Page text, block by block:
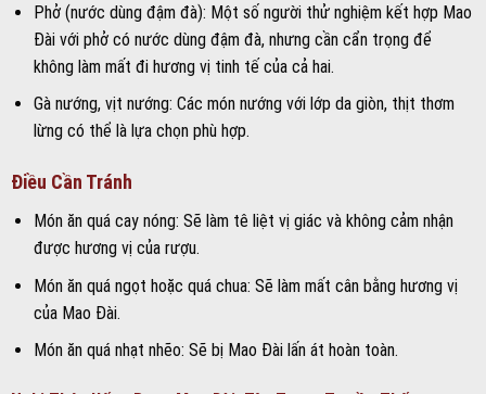
Phở (nước dùng đậm đà): Một số người thử nghiệm kết hợp Mao
Đài với phở có nước dùng đậm đà, nhưng cần cẩn trọng để
không làm mất đi hương vị tinh tế của cả hai.
Gà nướng, vịt nướng: Các món nướng với lớp da giòn, thịt thơm
lừng có thể là lựa chọn phù hợp.
Điều Cần Tránh
Món ăn quá cay nóng: Sẽ làm tê liệt vị giác và không cảm nhận
được hương vị của rượu.
Món ăn quá ngọt hoặc quá chua: Sẽ làm mất cân bằng hương vị
của Mao Đài.
Món ăn quá nhạt nhẽo: Sẽ bị Mao Đài lấn át hoàn toàn.